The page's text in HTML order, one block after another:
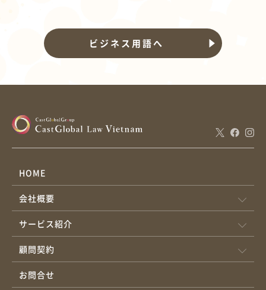
ビジネス用語へ
HOME
会社概要
サービス紹介
顧問契約
お問合せ